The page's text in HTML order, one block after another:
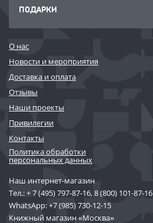
ПОДАРКИ
О нас
Новости и мероприятия
Доставка и оплата
Отзывы
Наши проекты
Привилегии
Контакты
Политика обработки
персональных данных
Наш интернет-магазин
Тел.:+ 7 (495) 797-87-16,8 (800) 101-87-16
WhatsApp:+7 (985) 730-12-15
Книжный магазин «Москва»